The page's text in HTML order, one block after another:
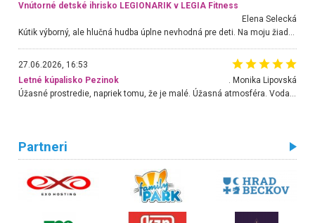
Vnútorné detské ihrisko LEGIONARIK v LEGIA Fitness
Elena Selecká
Kútik výborný, ale hlučná hudba úplne nevhodná pre deti. Na moju žiadosť o aspoň sušenie nereagovali.
27.06.2026, 16:53
Letné kúpalisko Pezinok
. Monika Lipovská
Partneri